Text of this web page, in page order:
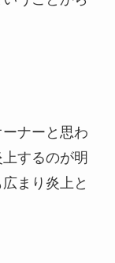
ナーと思わ
するのが明
まり炎上と